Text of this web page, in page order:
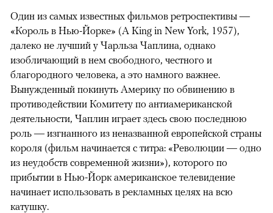
Один из самых известных фильмов ретроспективы —
«Король в Нью-Йорке» (A King in New York, 1957),
далеко не лучший у Чарльза Чаплина, однако
изобличающий в нем свободного, честного и
благородного человека, а это намного важнее.
Вынужденный покинуть Америку по обвинению в
противодействии Комитету по антиамериканской
деятельности, Чаплин играет здесь свою последнюю
роль — изгнанного из неназванной европейской страны
короля (фильм начинается с титра: «Революции — одно
из неудобств современной жизни»), которого по
прибытии в Нью-Йорк американское телевидение
начинает использовать в рекламных целях на всю
катушку.